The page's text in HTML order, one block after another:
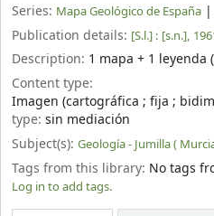
Series: Mapa Geológico de España |
Publication details: [S.l.] : [s.n.],
Description: 1 mapa + 1 leyenda
Content type:
Imagen (cartográfica ; fija ;
type: sin mediación
Subject(s): Geología - Jumilla (
Tags from this library: No tags
Log in to add tags.